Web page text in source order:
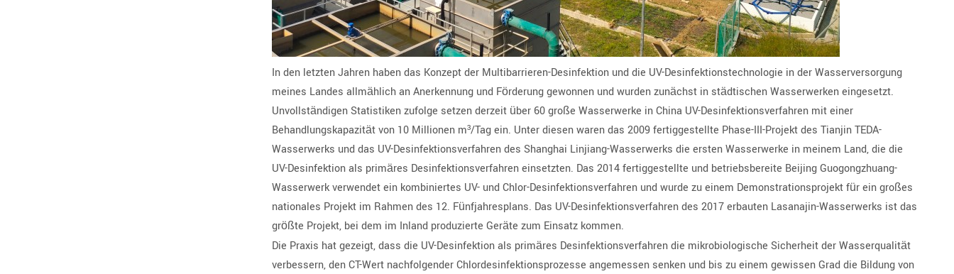
In den letzten Jahren haben das Konzept der Multibarrieren-Desinfektion und die UV-Desinfektionstechnologie in der Wasserversorgung
meines Landes allmählich an Anerkennung und Förderung gewonnen und wurden zunächst in städtischen Wasserwerken eingesetzt.
Unvollständigen Statistiken zufolge setzen derzeit über 60 große Wasserwerke in China UV-Desinfektionsverfahren mit einer
Behandlungskapazität von 10 Millionen m³/Tag ein. Unter diesen waren das 2009 fertiggestellte Phase-III-Projekt des Tianjin TEDA-
Wasserwerks und das UV-Desinfektionsverfahren des Shanghai Linjiang-Wasserwerks die ersten Wasserwerke in meinem Land, die die
UV-Desinfektion als primäres Desinfektionsverfahren einsetzten. Das 2014 fertiggestellte und betriebsbereite Beijing Guogongzhuang-
Wasserwerk verwendet ein kombiniertes UV- und Chlor-Desinfektionsverfahren und wurde zu einem Demonstrationsprojekt für ein großes
nationales Projekt im Rahmen des 12. Fünfjahresplans. Das UV-Desinfektionsverfahren des 2017 erbauten Lasanajin-Wasserwerks ist das
größte Projekt, bei dem im Inland produzierte Geräte zum Einsatz kommen.
Die Praxis hat gezeigt, dass die UV-Desinfektion als primäres Desinfektionsverfahren die mikrobiologische Sicherheit der Wasserqualität
verbessern, den CT-Wert nachfolgender Chlordesinfektionsprozesse angemessen senken und bis zu einem gewissen Grad die Bildung von